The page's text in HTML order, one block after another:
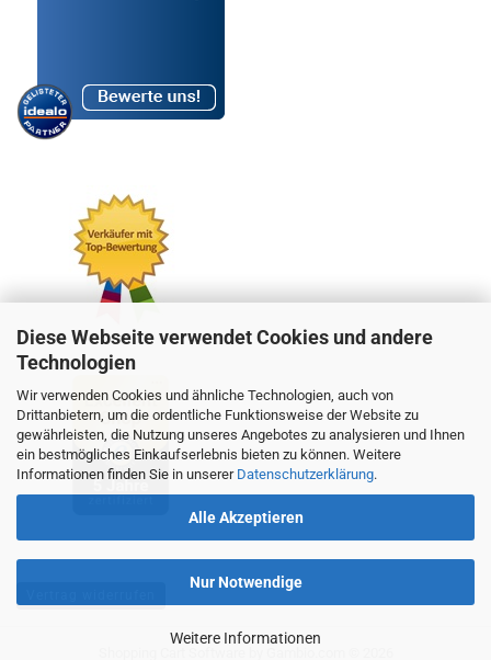
Diese Webseite verwendet Cookies und andere
Technologien
Wir verwenden Cookies und ähnliche Technologien, auch von
Drittanbietern, um die ordentliche Funktionsweise der Website zu
gewährleisten, die Nutzung unseres Angebotes zu analysieren und Ihnen
ein bestmögliches Einkaufserlebnis bieten zu können. Weitere
Informationen finden Sie in unserer Datenschutzerklärung.
Alle Akzeptieren
Nur Notwendige
Weitere Informationen